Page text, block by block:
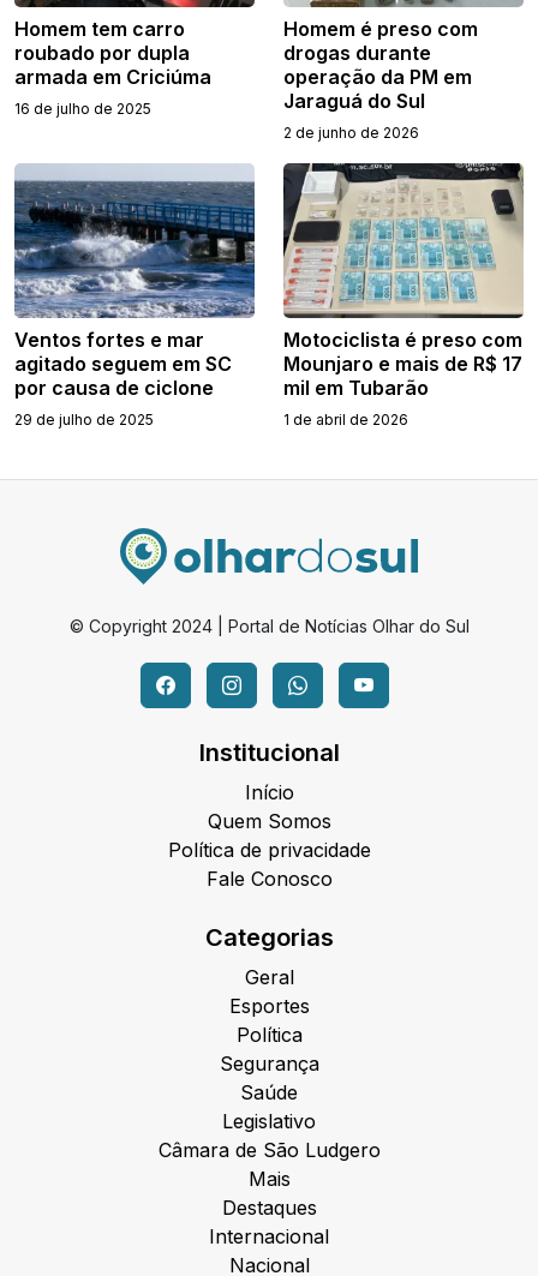
Homem tem carro
roubado por dupla
armada em Criciúma
16 de julho de 2025
Homem é preso com
drogas durante
operação da PM em
Jaraguá do Sul
2 de junho de 2026
Ventos fortes e mar
agitado seguem em SC
por causa de ciclone
29 de julho de 2025
Motociclista é preso com
Mounjaro e mais de R$ 17
mil em Tubarão
1 de abril de 2026
© Copyright 2024 | Portal de Notícias Olhar do Sul
Institucional
Início
Quem Somos
Política de privacidade
Fale Conosco
Categorias
Geral
Esportes
Política
Segurança
Saúde
Legislativo
Câmara de São Ludgero
Mais
Destaques
Internacional
Nacional